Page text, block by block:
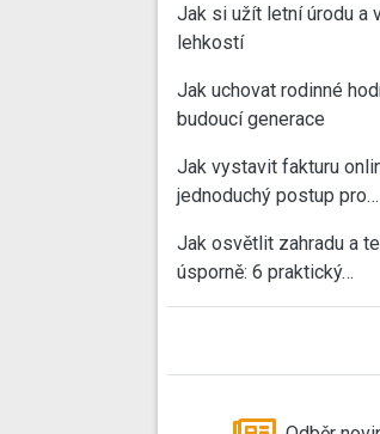
Jak si užít letní úrodu a
lehkostí
Jak uchovat rodinné
budoucí generace
Jak vystavit fakturu
jednoduchý postup pro…
Jak osvětlit zahradu a
úsporně: 6 praktický…